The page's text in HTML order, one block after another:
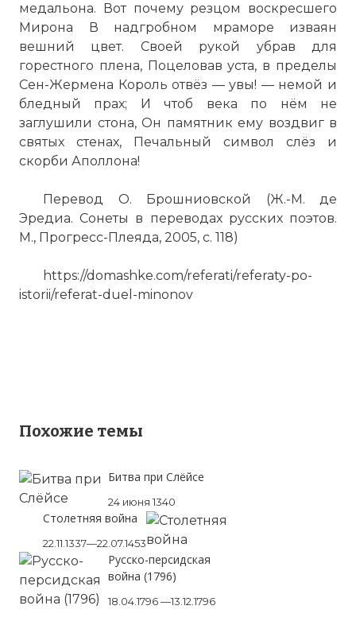
медальона. Вот почему резцом воскресшего
Мирона В надгробном мраморе изваян
вешний цвет. Своей рукой убрав для
горестного плена, Поцеловав уста, в пределы
Сен-Жермена Король отвёз — увы! — немой и
бледный прах; И чтоб века по нём не
заглушили стона, Он памятник ему воздвиг в
святых стенах, Печальный символ слёз и
скорби Аполлона!
Перевод О. Брошниовской (Ж.-М. де
Эредиа. Сонеты в переводах русских поэтов.
М., Прогресс-Плеяда, 2005, с. 118)
https://domashke.com/referati/referaty-po-
istorii/referat-duel-minonov
Похожие темы
Битва при Слёйсе
24 июня 1340
Столетняя война
22.11.1337—22.07.1453
Русско-персидская
война (1796)
18.04.1796 —13.12.1796